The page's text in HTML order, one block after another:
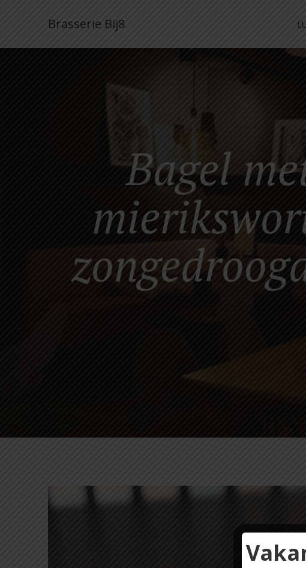
Brasserie Bij8
Bagel